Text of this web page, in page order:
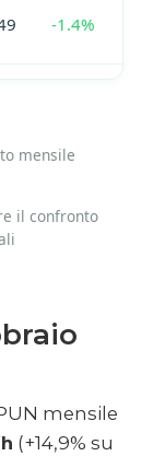
-1.4%
-3.8%
+1.2%
mensile
il confronto
mensile
(+14,9% su